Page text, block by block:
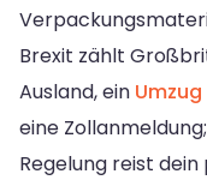
Brexit zählt
Ausland, ein
eine
Regelung reist